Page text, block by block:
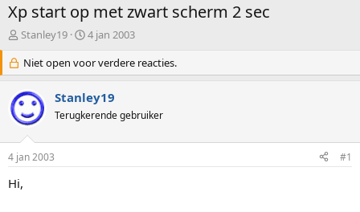
Xp start op met zwart scherm 2 sec
O
d
e
r
w
e
s
a
Stanley19
S
a
r
d
a
m
4 jan 2003
Niet open voor verdere reacties.
Stanley19
Terugkerende gebruiker
4 jan 2003 #1
Hi,